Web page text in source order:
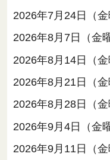
2026年7月24日（
2026年8月7日（金
2026年8月14日（
2026年8月21日（
2026年8月28日（
2026年9月4日（金
2026年9月11日（